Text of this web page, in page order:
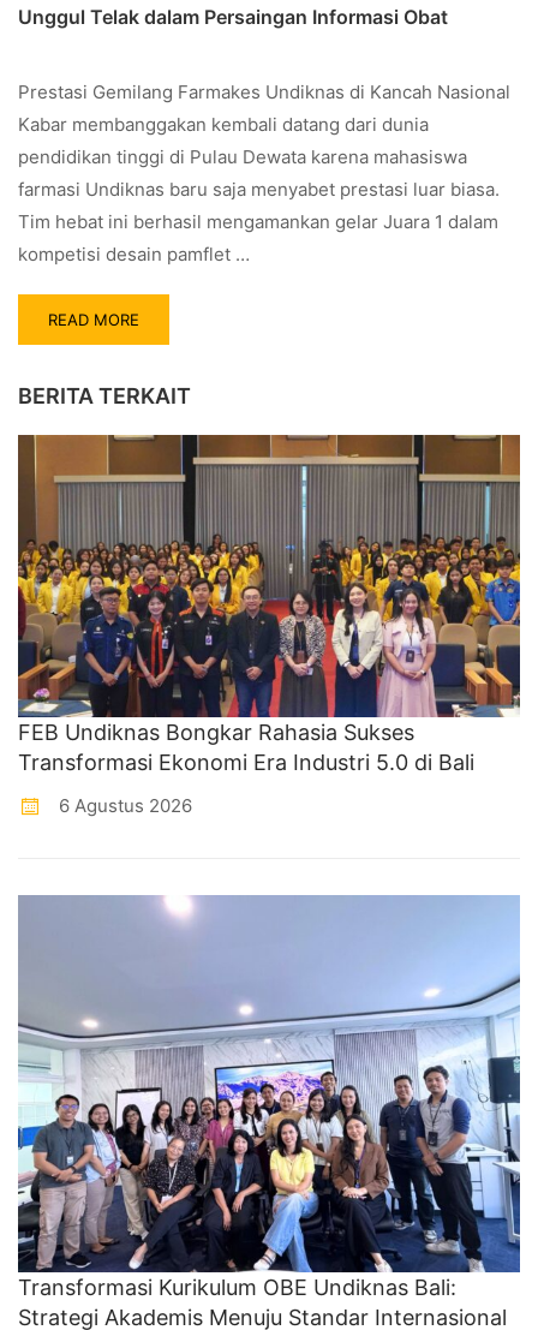
Unggul Telak dalam Persaingan Informasi Obat
Prestasi Gemilang Farmakes Undiknas di Kancah Nasional
Kabar membanggakan kembali datang dari dunia
pendidikan tinggi di Pulau Dewata karena mahasiswa
farmasi Undiknas baru saja menyabet prestasi luar biasa.
Tim hebat ini berhasil mengamankan gelar Juara 1 dalam
kompetisi desain pamflet …
READ MORE
BERITA TERKAIT
FEB Undiknas Bongkar Rahasia Sukses
Transformasi Ekonomi Era Industri 5.0 di Bali
6 Agustus 2026
Transformasi Kurikulum OBE Undiknas Bali:
Strategi Akademis Menuju Standar Internasional